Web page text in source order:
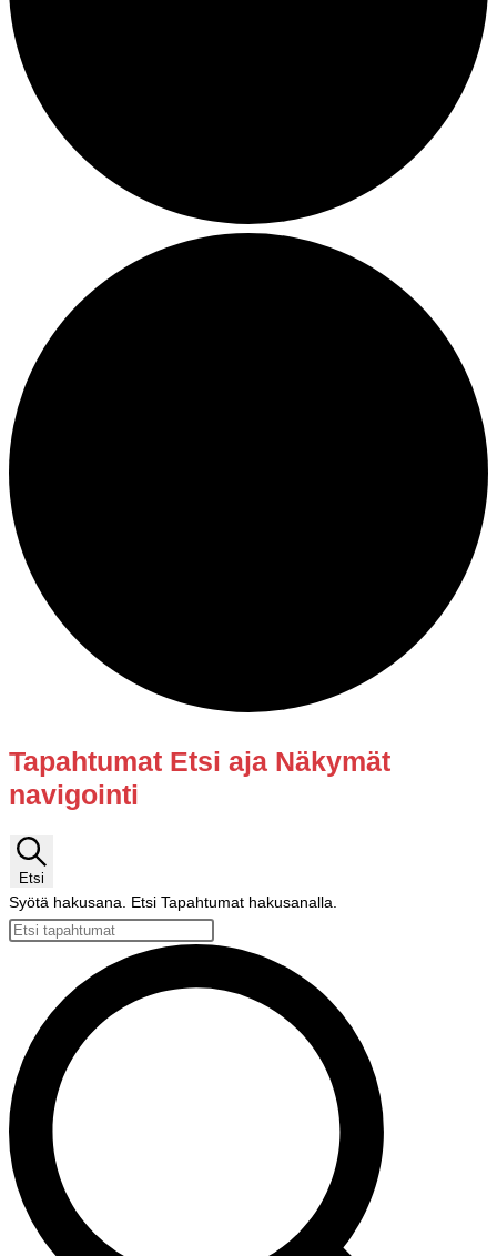
Tapahtumat
Tapahtumat Etsi aja Näkymät
navigointi
Etsi
Syötä hakusana. Etsi Tapahtumat hakusanalla.